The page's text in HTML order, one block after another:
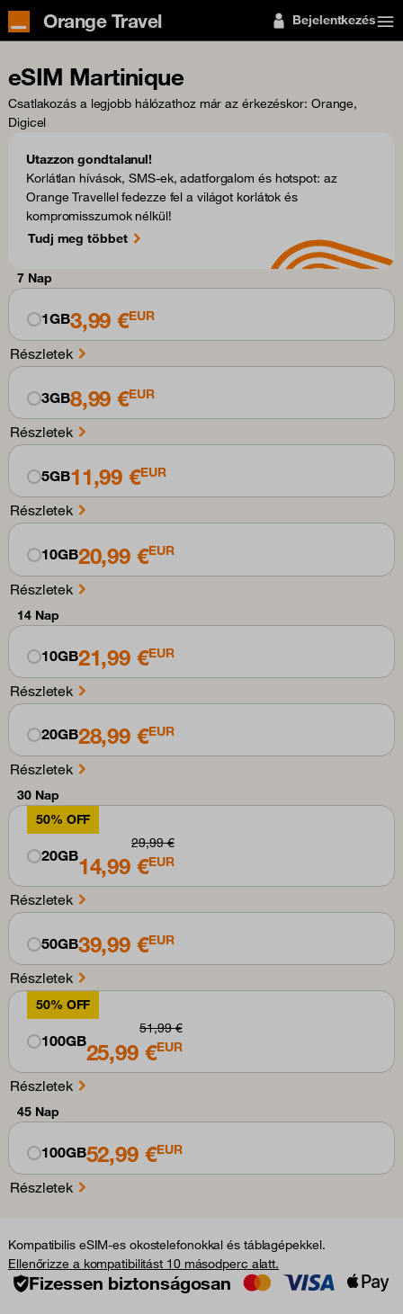
Orange Travel Bejelentkezés
eSIM Martinique
Csatlakozás a legjobb hálózathoz már az érkezéskor: Orange,
Digicel
Utazzon gondtalanul!
Korlátlan hívások, SMS-ek, adatforgalom és hotspot: az
Orange Travellel fedezze fel a világot korlátok és
kompromisszumok nélkül!
Tudj meg többet
7 Nap
1GB3,99 €EUR
Részletek
3GB8,99 €EUR
Részletek
5GB11,99 €EUR
Részletek
10GB20,99 €EUR
Részletek
14 Nap
10GB21,99 €EUR
Részletek
20GB28,99 €EUR
Részletek
30 Nap
50% OFF
20GB
29,99 €
14,99 €EUR
Részletek
50GB39,99 €EUR
Részletek
50% OFF
100GB
51,99 €
25,99 €EUR
Részletek
45 Nap
100GB52,99 €EUR
Részletek
Kompatibilis eSIM-es okostelefonokkal és táblagépekkel.
Ellenőrizze a kompatibilitást 10 másodperc alatt.
Fizessen biztonságosan